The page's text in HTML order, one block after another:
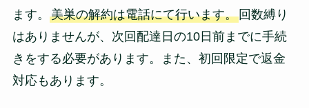
ます。 美巣の解約は電話にて行います。回数縛り
はありませんが、次回配達日の10日前までに手続
きをする必要があります。また、初回限定で返金
対応もあります。